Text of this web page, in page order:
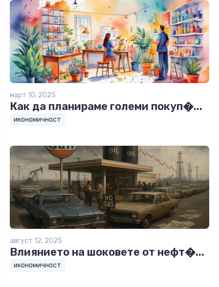
март 10, 2025
Как да планираме големи покуп�...
икономичност
август 12, 2025
Влиянието на шоковете от нефт�...
икономичност